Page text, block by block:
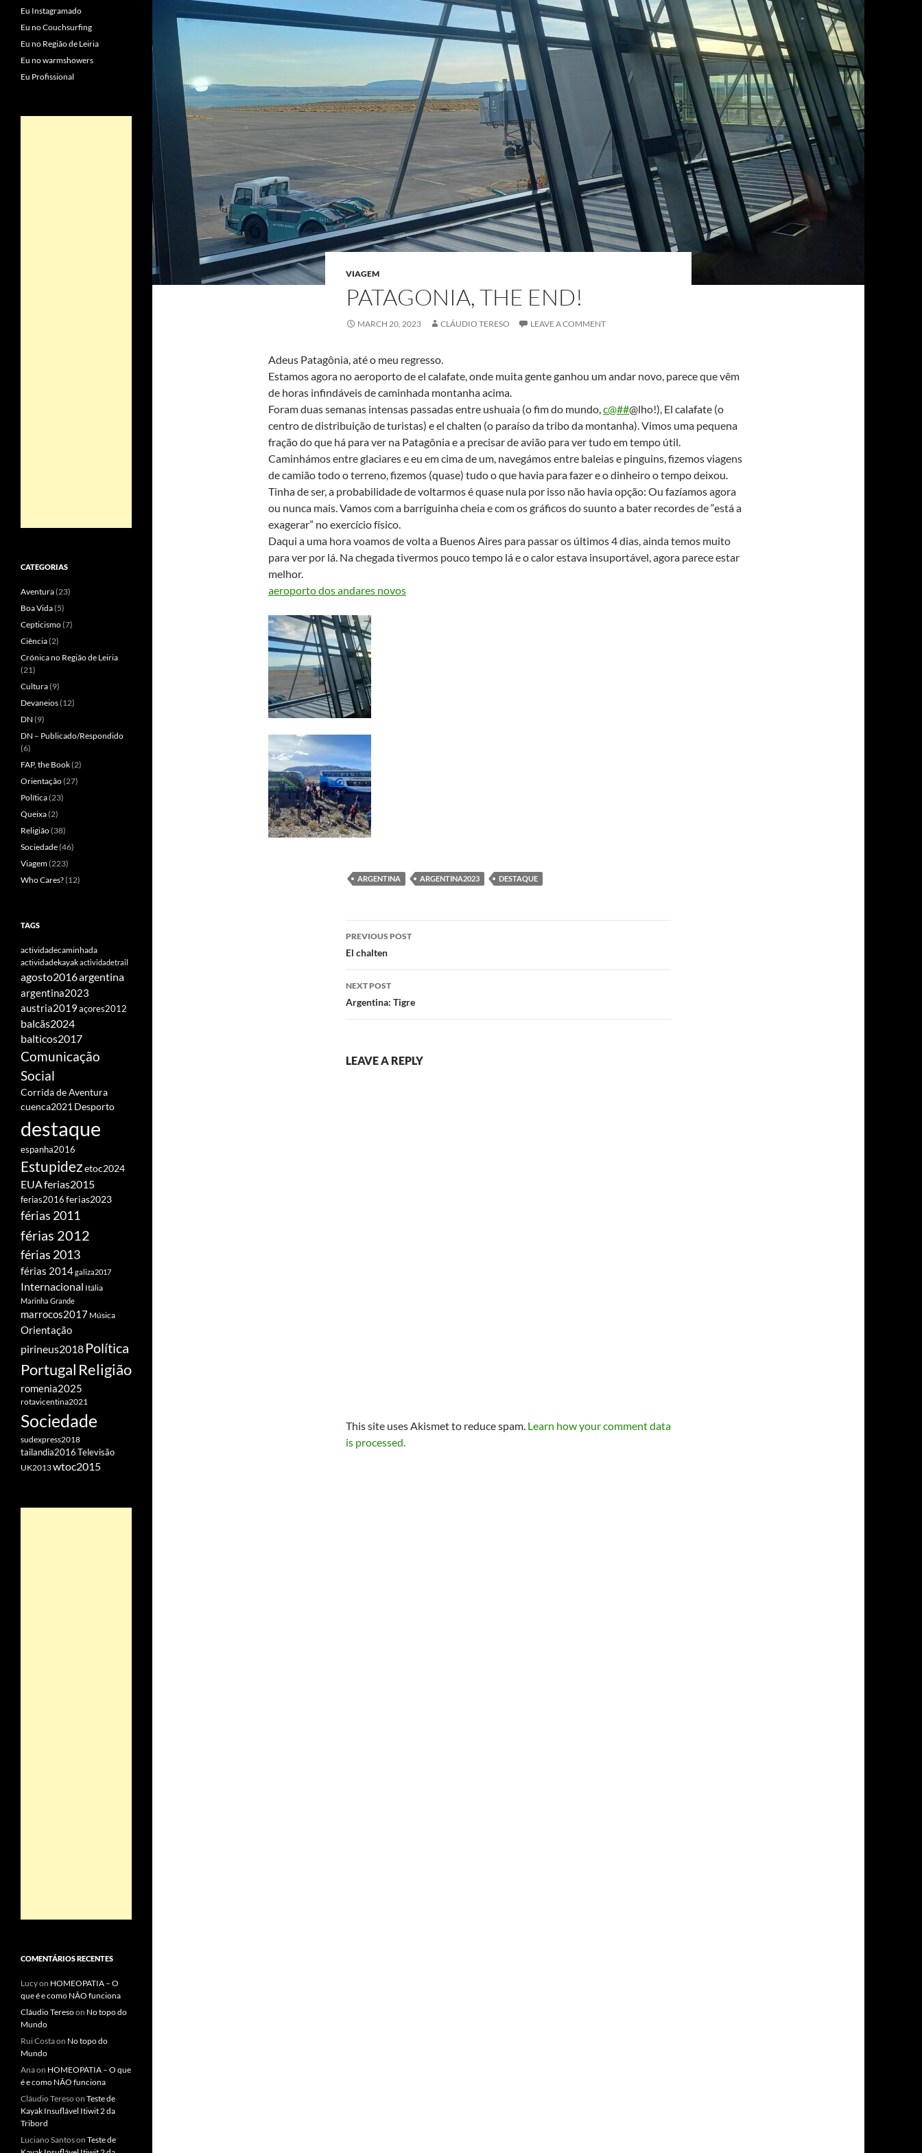
VIAGEM
PATAGONIA, THE END!
MARCH 20, 2023 CLÁUDIO TERESO LEAVE A COMMENT
Adeus Patagônia, até o meu regresso.
Estamos agora no aeroporto de el calafate, onde muita gente ganhou um andar novo, parece que vêm
de horas infindáveis de caminhada montanha acima.
Foram duas semanas intensas passadas entre ushuaia (o fim do mundo,c@##@lho!), El calafate (o
centro de distribuição de turistas) e el chalten (o paraíso da tribo da montanha). Vimos uma pequena
fração do que há para ver na Patagônia e a precisar de avião para ver tudo em tempo útil.
Caminhámos entre glaciares e eu em cima de um, navegámos entre baleias e pinguins, fizemos viagens
de camião todo o terreno, fizemos (quase) tudo o que havia para fazer e o dinheiro o tempo deixou.
Tinha de ser, a probabilidade de voltarmos é quase nula por isso não havia opção: Ou fazíamos agora
ou nunca mais. Vamos com a barriguinha cheia e com os gráficos do suunto a bater recordes de “está a
exagerar” no exercício físico.
Daqui a uma hora voamos de volta a Buenos Aires para passar os últimos 4 dias, ainda temos muito
para ver por lá. Na chegada tivermos pouco tempo lá e o calor estava insuportável, agora parece estar
melhor.
aeroporto dos andares novos
ARGENTINA ARGENTINA2023 DESTAQUE
Post
navigation
PREVIOUS POST
El chalten
NEXT POST
Argentina: Tigre
LEAVE A REPLY
This site uses Akismet to reduce spam. Learn how your comment data
is processed.
Eu Instagramado
Eu no Couchsurfing
Eu no Região de Leiria
Eu no warmshowers
Eu Profissional
CATEGORIAS
Aventura(23)
Boa Vida(5)
Cepticismo(7)
Ciência(2)
Crónica no Região de Leiria
(21)
Cultura(9)
Devaneios(12)
DN (9)
DN – Publicado/Respondido
(6)
FAP, the Book(2)
Orientação(27)
Política(23)
Queixa(2)
Religião(38)
Sociedade(46)
Viagem(223)
Who Cares?(12)
TAGS
actividadecaminhada
actividadekayakactividadetrail
agosto2016argentina
argentina2023
austria2019açores2012
balcãs2024
balticos2017
Comunicação
Social
Corrida de Aventura
cuenca2021 Desporto
destaque
espanha2016
Estupidezetoc2024
EUAferias2015
ferias2016ferias2023
férias 2011
férias 2012
férias 2013
férias 2014galiza2017
Internacional Itália
Marinha Grande
marrocos2017 Música
Orientação
pirineus2018 Política
Portugal Religião
romenia2025
rotavicentina2021
Sociedade
sudexpress2018
tailandia2016Televisão
UK2013wtoc2015
COMENTÁRIOS RECENTES
Lucyon HOMEOPATIA – O
que é e como NÃO funciona
Cláudio Teresoon No topo do
Mundo
Rui Costaon No topo do
Mundo
Anaon HOMEOPATIA – O que
é e como NÃO funciona
Cláudio Teresoon Teste de
Kayak Insuflável Itiwit 2 da
Tribord
Luciano Santoson Teste de